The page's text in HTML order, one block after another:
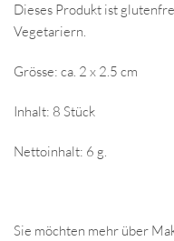
Dieses Produkt ist
Vegetariern.
Grösse: ca. 2 x 2.5 cm
Inhalt: 8 Stück
Nettoinhalt: 6 g.
Sie möchten mehr über